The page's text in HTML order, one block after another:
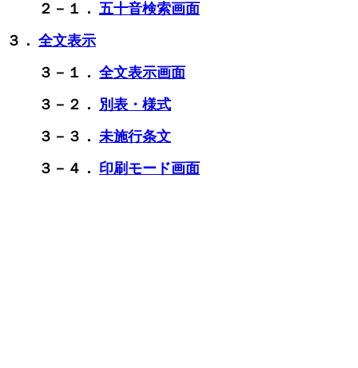
２－１． 五十音検索画面
３． 全文表示
３－１． 全文表示画面
３－２．
別表・様式
３－３． 未施行条文
３－４． 印刷モード画面